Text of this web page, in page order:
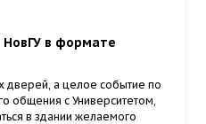
в формате
дверей, а целое событие по
общения с Университетом,
в здании желаемого